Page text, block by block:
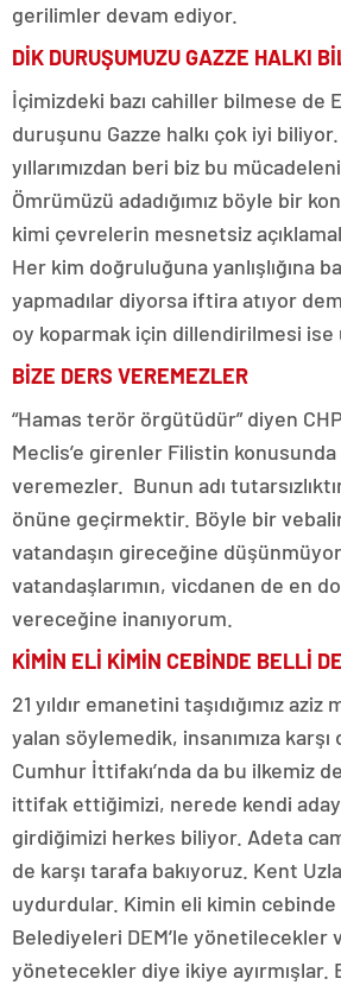
gerilimler devam ediyor.
DİK DURUŞUMUZU GAZZE HALKI
İçimizdeki bazı cahiller bilmese de
duruşunu Gazze halkı çok iyi
yıllarımızdan beri biz bu
Ömrümüzü adadığımız böyle bir
kimi çevrelerin mesnetsiz
Her kim doğruluğuna yanlışlığına
yapmadılar diyorsa iftira atıyor
oy koparmak için dillendirilmesi ise
BİZE DERS VEREMEZLER
“Hamas terör örgütüdür” diyen
Meclis’e girenler Filistin
veremezler. Bunun adı tutarsızlıktır.
önüne geçirmektir. Böyle bir
vatandaşın gireceğine
vatandaşlarımın, vicdanen de en
vereceğine inanıyorum.
KİMİN ELİ KİMİN CEBİNDE BELLİ
21 yıldır emanetini taşıdığımız
yalan söylemedik, insanımıza
Cumhur İttifakı’nda da bu ilkemiz
ittifak ettiğimizi, nerede kendi
girdiğimizi herkes biliyor. Adeta
de karşı tarafa bakıyoruz. Kent
uydurdular. Kimin eli kimin cebinde
Belediyeleri DEM’le yönetilecekler
yönetecekler diye ikiye ayırmışlar.